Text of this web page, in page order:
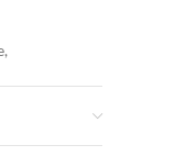
C — 6° C.